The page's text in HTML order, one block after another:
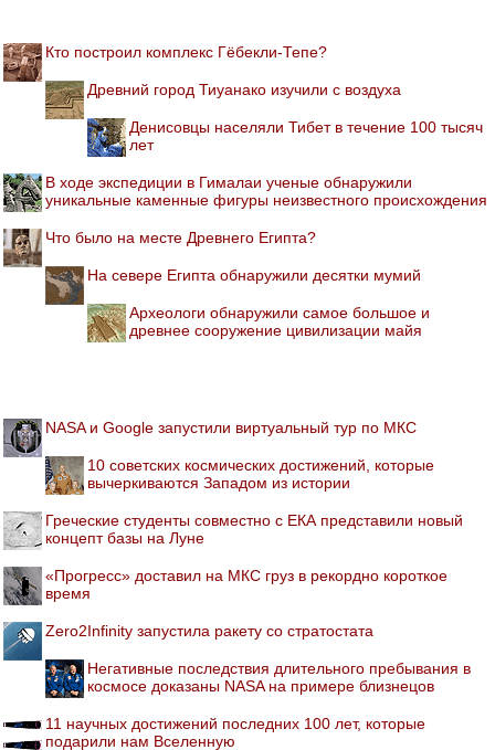
Кто построил комплекс Гёбекли-Тепе?
Древний город Тиуанако изучили с воздуха
Денисовцы населяли Тибет в течение 100 тысяч
лет
В ходе экспедиции в Гималаи ученые обнаружили
уникальные каменные фигуры неизвестного происхождения
Что было на месте Древнего Египта?
На севере Египта обнаружили десятки мумий
Археологи обнаружили самое большое и
древнее сооружение цивилизации майя
NASA и Google запустили виртуальный тур по МКС
10 советских космических достижений, которые
вычеркиваются Западом из истории
Греческие студенты совместно с ЕКА представили новый
концепт базы на Луне
«Прогресс» доставил на МКС груз в рекордно короткое
время
Zero2Infinity запустила ракету со стратостата
Негативные последствия длительного пребывания в
космосе доказаны NASA на примере близнецов
11 научных достижений последних 100 лет, которые
подарили нам Вселенную